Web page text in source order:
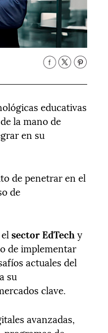
educativas
la mano de
en su
de penetrar en el
de
elsector EdTechy
de implementar
actuales del
su
clave.
avanzadas,